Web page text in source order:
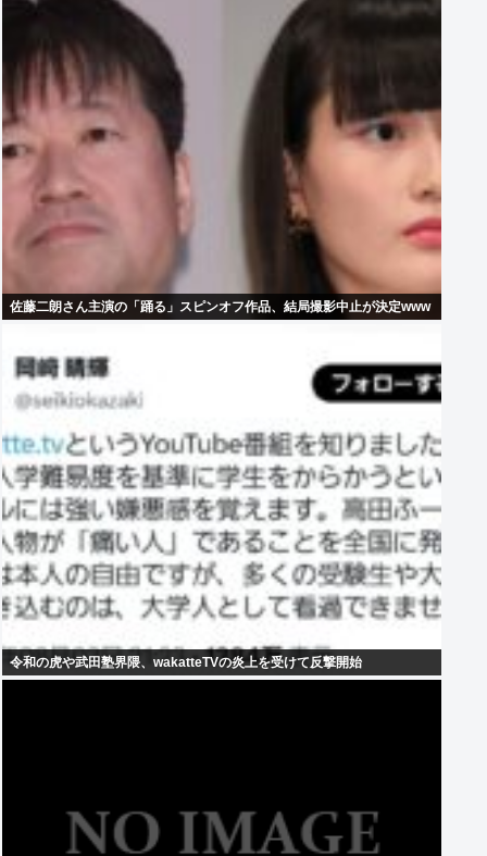
佐藤二朗さん主演の「踊る」スピンオフ作品、結局撮影中止が決定www
令和の虎や武田塾界隈、wakatteTVの炎上を受けて反撃開始